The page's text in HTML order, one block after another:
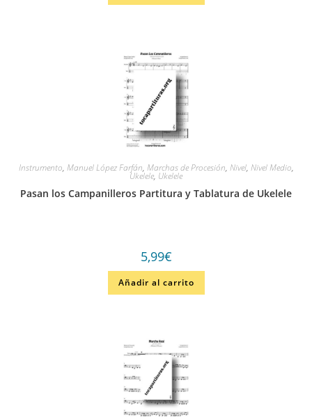
Instrumento, Manuel López Farfán, Marchas de Procesión, Nivel, Nivel Medio,
Ukelele, Ukelele
Pasan los Campanilleros Partitura y Tablatura de Ukelele
5,99€
Añadir al carrito